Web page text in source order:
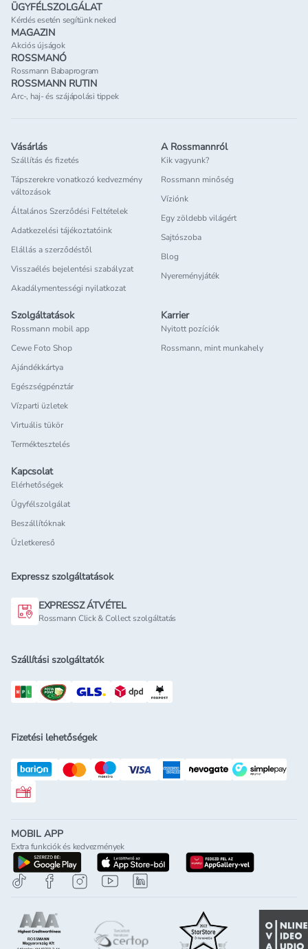
ÜGYFÉLSZOLGÁLAT
Kérdés esetén segítünk neked
MAGAZIN
Akciós újságok
ROSSMANÓ
Rossmann Babaprogram
ROSSMANN RUTIN
Arc-, haj- és szájápolási tippek
Vásárlás
Szállítás és fizetés
Tápszerekre vonatkozó kedvezmény
változások
Általános Szerződési Feltételek
Adatkezelési tájékoztatóink
Elállás a szerződéstől
Visszaélés bejelentési szabályzat
Akadálymentességi nyilatkozat
A Rossmannról
Kik vagyunk?
Rossmann minőség
Víziónk
Egy zöldebb világért
Sajtószoba
Blog
Nyereményjáték
Szolgáltatások
Rossmann mobil app
Cewe Foto Shop
Ajándékkártya
Egészségpénztár
Vízparti üzletek
Virtuális tükör
Terméktesztelés
Karrier
Nyitott pozíciók
Rossmann, mint munkahely
Kapcsolat
Elérhetőségek
Ügyfélszolgálat
Beszállítóknak
Üzletkereső
Expressz szolgáltatások
EXPRESSZ ÁTVÉTEL
Rossmann Click & Collect szolgáltatás
Szállítási szolgáltatók
Fizetési lehetőségek
Rossmann ajándékkártya
MOBIL APP
Extra funkciók és kedvezmények
letöltés a google-play-rölletöltés az app-store-ból
letöltés